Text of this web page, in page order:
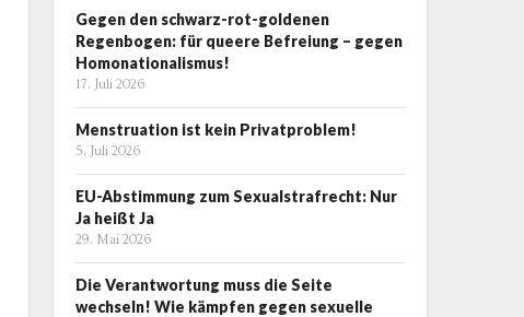
Gegen den schwarz-rot-goldenen
Regenbogen: für queere Befreiung – gegen
Homonationalismus!
17. Juli 2026
Menstruation ist kein Privatproblem!
5. Juli 2026
EU-Abstimmung zum Sexualstrafrecht: Nur
Ja heißt Ja
29. Mai 2026
Die Verantwortung muss die Seite
wechseln! Wie kämpfen gegen sexuelle